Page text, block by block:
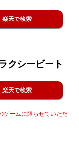
楽天で検索
クシービート
楽天で検索
ゲームに限らせていただ